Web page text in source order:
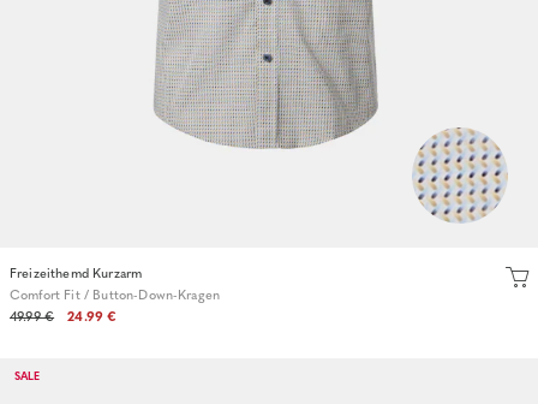
Freizeithemd Kurzarm
Comfort Fit / Button-Down-Kragen
49.99 €
24.99 €
SALE